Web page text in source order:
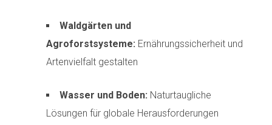
Waldgärten und
Agroforstsysteme: Ernährungssicherheit und
Artenvielfalt gestalten
Wasser und Boden: Naturtaugliche
Lösungen für globale Herausforderungen